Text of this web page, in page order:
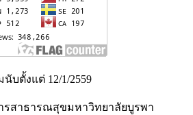
นับตั้งแต่ 12/1/2559
รสาธารณสุขมหาวิทยาลัยบูรพา